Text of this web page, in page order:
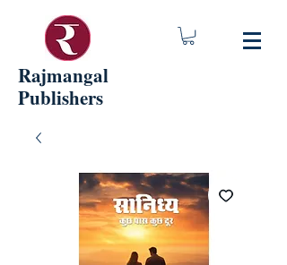
Rajmangal
Publishers